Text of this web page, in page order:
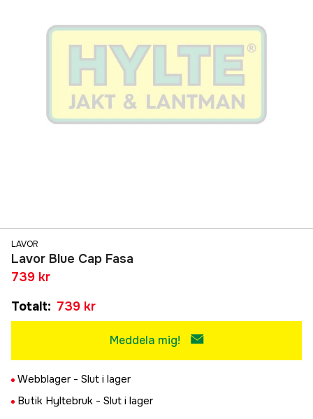
LAVOR
Lavor Blue Cap Fasa
739 kr
Totalt: 739 kr
Meddela mig!
Webblager - Slut i lager
Butik Hyltebruk - Slut i lager